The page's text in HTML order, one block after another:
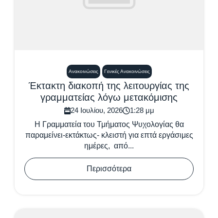
Ανακοινώσεις Γενικές Ανακοινώσεις
Έκτακτη διακοπή της λειτουργίας της
γραμματείας λόγω μετακόμισης
24 Ιουλίου, 2026
1:28 μμ
Η Γραμματεία του Τμήματος Ψυχολογίας θα
παραμείνει-εκτάκτως- κλειστή για επτά εργάσιμες
ημέρες, από...
Περισσότερα